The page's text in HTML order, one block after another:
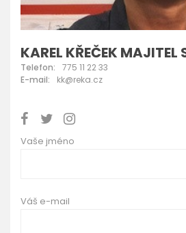
KAREL KŘEČEK MAJITEL
Telefon:
775 11 22 33
E-mail:
kk@reka.cz
Vaše jméno
Váš e-mail